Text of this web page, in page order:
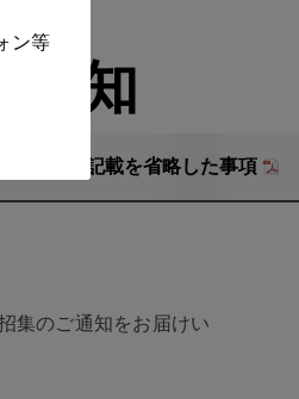
通知
書面への記載を省略した事項
集のご通知をお届けい
ン等